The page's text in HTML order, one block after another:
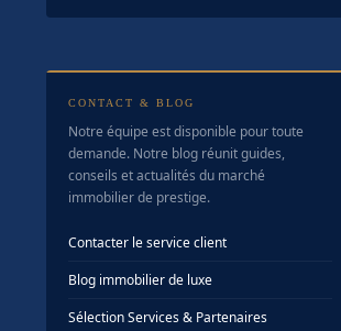
CONTACT & BLOG
Notre équipe est disponible pour toute
demande. Notre blog réunit guides,
conseils et actualités du marché
immobilier de prestige.
Contacter le service client
Blog immobilier de luxe
Sélection Services & Partenaires